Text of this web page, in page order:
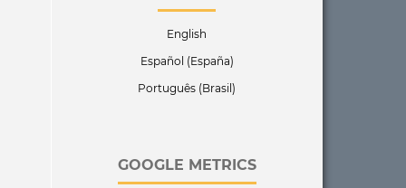
English
Español (España)
Português (Brasil)
GOOGLE METRICS